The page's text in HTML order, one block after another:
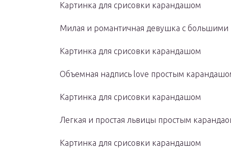
Картинка для срисовки карандашом
Милая и романтичная девушка с
Картинка для срисовки карандашом
Объемная надпись love простым
Картинка для срисовки карандашом
Легкая и простая львицы простым
Картинка для срисовки карандашом